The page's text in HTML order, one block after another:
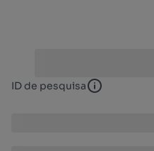
ID de pesquisa ID de